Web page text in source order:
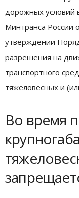
дорожных условий
Минтранса России
утверждении
разрешения на
транспортного
тяжеловесных и
Во время